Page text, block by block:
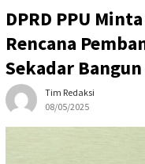
DPRD PPU
Rencana
Sekadar
Tim Redaksi
08/05/2025